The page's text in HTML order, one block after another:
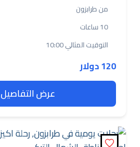
من طرابزون
10 ساعات
التوقيت المثالي 10:00
120 دولار
عرض التفاصيل